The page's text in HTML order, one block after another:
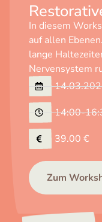
In diesem
auf allen
lange
Nervensystem
14:00-
39.00 €
Zum